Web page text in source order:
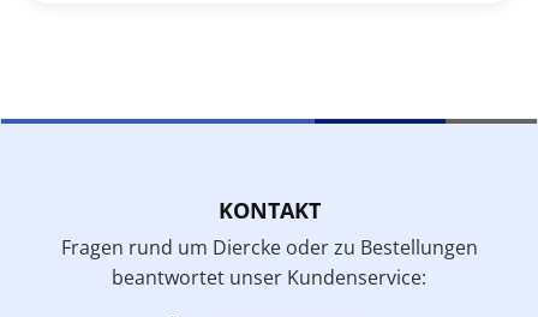
KONTAKT
Fragen rund um Diercke oder zu Bestellungen
beantwortet unser Kundenservice: